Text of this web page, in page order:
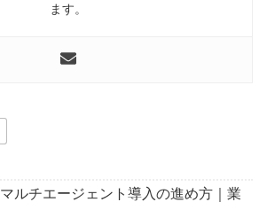
ます。
マルチエージェント導入の進め方｜業